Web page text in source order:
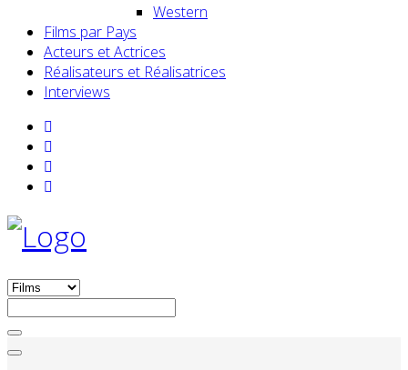
Western
Films par Pays
Acteurs et Actrices
Réalisateurs et Réalisatrices
Interviews